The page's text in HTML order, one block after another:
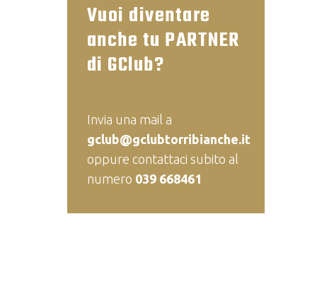
Vuoi diventare
anche tu PARTNER
di GClub?
Invia una mail a
gclub@gclubtorribianche.it
oppure contattaci subito al
numero 039 668461